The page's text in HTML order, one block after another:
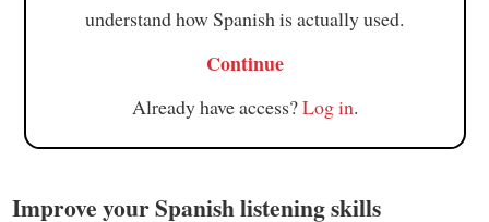
understand how Spanish is actually used.
Continue
Already have access?Log in.
Improve your Spanish listening skills